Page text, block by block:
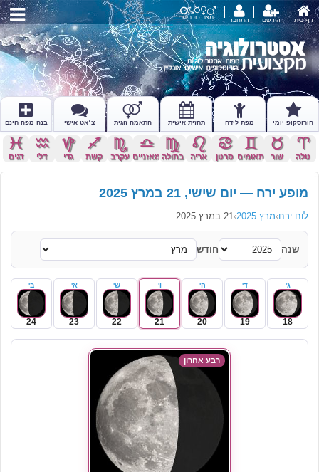
דף בית הירשם התחבר מצב כוכבים
הורוסקופ יומי מפת לידה תחזית אישית התאמה זוגית צ׳אט אישי בנה מפה חינם
a
טלה
s
שור
d
תאומים
f
סרטן
g
אריה
h
בתולה
j
מאזניים
k
עקרב
l
קשת
z
גדי
x
דלי
c
דגים
מופע ירח — יום שישי, 21 במרץ 2025
לוח ירח›מרץ 2025 ›21 במרץ 2025
שנה חודש
ג'
18
ד'
19
ה'
20
ו'
21
ש'
22
א'
23
ב'
24
רבע אחרון